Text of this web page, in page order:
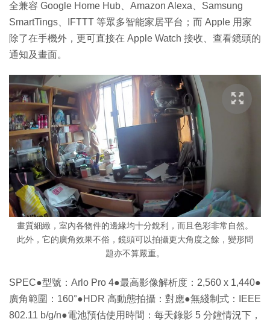
全兼容 Google Home Hub、Amazon Alexa、Samsung
SmartTings、IFTTT 等眾多智能家居平台；而 Apple 用家
除了在手機外，更可直接在 Apple Watch 接收、查看鏡頭的
通知及畫面。
畫質細緻，室內各物件的邊緣均十分銳利，而且色彩非常自然。
此外，它的廣角效果不俗，鏡頭可以拍攝更大角度之餘，變形問
題亦不算嚴重。
SPEC●型號：Arlo Pro 4●最高影像解析度：2,560 x 1,440●
廣角範圍：160°●HDR 高動態拍攝：對應●無綫制式：IEEE
802.11 b/g/n●電池預估使用時間：每天錄影 5 分鐘情況下，